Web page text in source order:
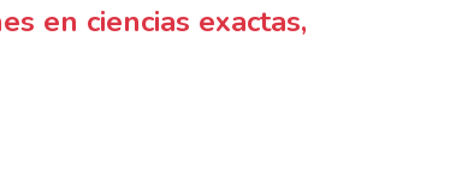
en ciencias exactas,